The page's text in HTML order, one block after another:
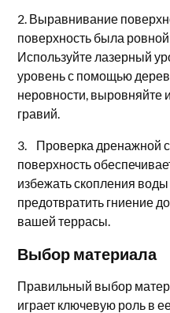
2. Выравнивание
поверхность была ровной
Используйте лазерный
уровень с помощью
неровности, выровняйте
гравий.
3. Проверка дренажной
поверхность
избежать скопления
предотвратить гниение
вашей террасы.
Выбор материала
Правильный выбор
играет ключевую роль в